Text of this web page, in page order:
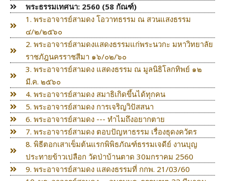
พระธรรมเทศนา: 2560 (58 กัณฑ์)
1. พระอาจารย์สามดง โอวาทธรรม ณ สวนแสงธรรม
๔/๒/๒๕๖๐
2. พระอาจารย์สามดงแสดงธรรมแก่พระนวกะ มหาวิทยาลัย
ราชภัฎนครราชสีมา ๑๖/๐๒/๖๐
3. พระอาจารย์สามดง แสดงธรรม ณ มูลนิธิโลกทิพย์ ๑๒
มี.ค. ๒๕๖๐
4. พระอาจารย์สามดง สมาธิเกิดขึ้นได้ทุกคน
5. พระอาจารย์สามดง การเจริญวิปัสสนา
6. พระอาจารย์สามดง --- ทำไมถึงอยากตาย
7. พระอาจารย์สามดง ตอบปัญหาธรรม เรื่องธุดงควัตร
8. พิธีตอกเสาเข็มต้นแรกพิพิธภัณฑ์ธรรมเจดีย์ งานบุญ
ประทายข้าวเปลือก วัดป่าบ้านตาด 30มกราคม 2560
9. พระอาจารย์สามดง แสดงธรรมที่ กกพ. 21/03/60